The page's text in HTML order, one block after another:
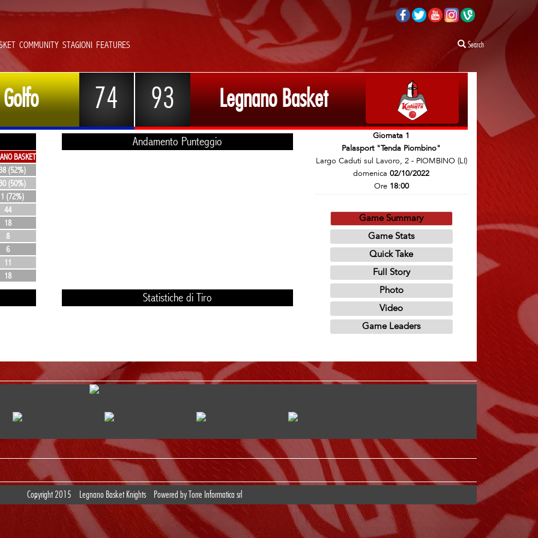
COMMUNITY STAGIONI FEATURES Search
74 93 Legnano Basket
BASKET
(52%)
(50%)
(72%)
44
18
8
6
11
18
Andamento Punteggio
Statistiche di Tiro
Giornata 1
Palasport "Tenda Piombino"
Largo Caduti sul Lavoro, 2 - PIOMBINO (LI)
domenica 02/10/2022
Ore 18:00
Copyright 2015 Legnano Basket Knights Powered by Torre Informatica srl